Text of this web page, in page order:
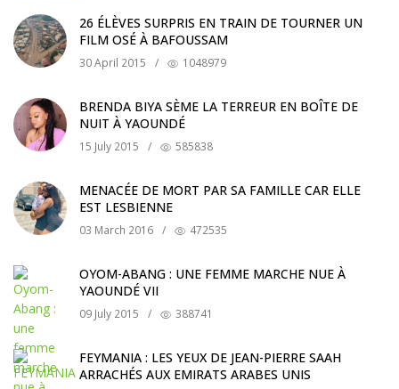
26 ÉLÈVES SURPRIS EN TRAIN DE TOURNER UN
FILM OSÉ À BAFOUSSAM
30 April 2015 / 1048979
BRENDA BIYA SÈME LA TERREUR EN BOÎTE DE
NUIT À YAOUNDÉ
15 July 2015 / 585838
MENACÉE DE MORT PAR SA FAMILLE CAR ELLE
EST LESBIENNE
03 March 2016 / 472535
OYOM-ABANG : UNE FEMME MARCHE NUE À
YAOUNDÉ VII
09 July 2015 / 388741
FEYMANIA : LES YEUX DE JEAN-PIERRE SAAH
ARRACHÉS AUX EMIRATS ARABES UNIS